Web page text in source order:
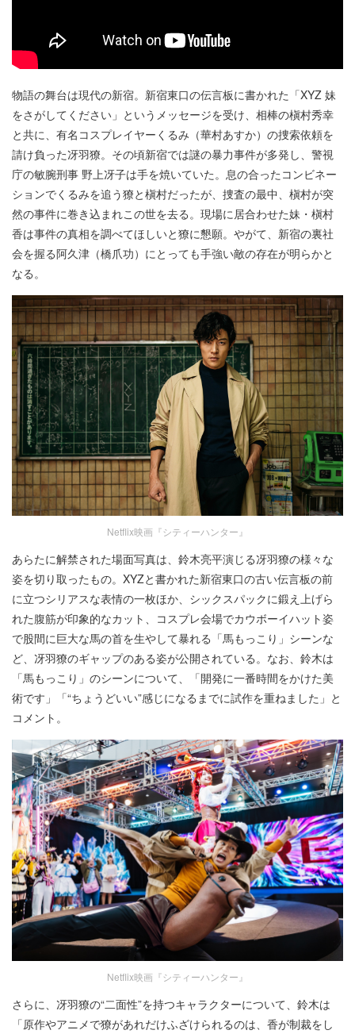
物語の舞台は現代の新宿。新宿東口の伝言板に書かれた「XYZ 妹
をさがしてください」というメッセージを受け、相棒の槇村秀幸
と共に、有名コスプレイヤーくるみ（華村あすか）の捜索依頼を
請け負った冴羽獠。その頃新宿では謎の暴力事件が多発し、警視
庁の敏腕刑事 野上冴子は手を焼いていた。息の合ったコンビネー
ションでくるみを追う獠と槇村だったが、捜査の最中、槇村が突
然の事件に巻き込まれこの世を去る。現場に居合わせた妹・槇村
香は事件の真相を調べてほしいと獠に懇願。やがて、新宿の裏社
会を握る阿久津（橋爪功）にとっても手強い敵の存在が明らかと
なる。
Netflix映画『シティーハンター』
あらたに解禁された場面写真は、鈴木亮平演じる冴羽獠の様々な
姿を切り取ったもの。XYZと書かれた新宿東口の古い伝言板の前
に立つシリアスな表情の一枚ほか、シックスパックに鍛え上げら
れた腹筋が印象的なカット、コスプレ会場でカウボーイハット姿
で股間に巨大な馬の首を生やして暴れる「馬もっこり」シーンな
ど、冴羽獠のギャップのある姿が公開されている。なお、鈴木は
「馬もっこり」のシーンについて、「開発に一番時間をかけた美
術です」「“ちょうどいい”感じになるまでに試作を重ねました」と
コメント。
Netflix映画『シティーハンター』
さらに、冴羽獠の“二面性”を持つキャラクターについて、鈴木は
「原作やアニメで獠があれだけふざけられるのは、香が制裁をし